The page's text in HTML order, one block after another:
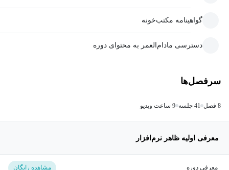
گواهینامه مکتب‌خونه
دسترسی مادام‌العمر به محتوای دوره
سرفصل‌ها
8 فصل 41 جلسه 9 ساعت ویدیو
معرفی اولیه ظاهر نرم‌افزار
معرفی دوره مشاهده رایگان